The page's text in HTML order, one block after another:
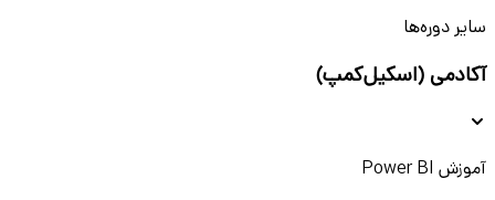
سایر دوره‌ها
آکادمی (اسکیل‌کمپ)
آموزش Power BI